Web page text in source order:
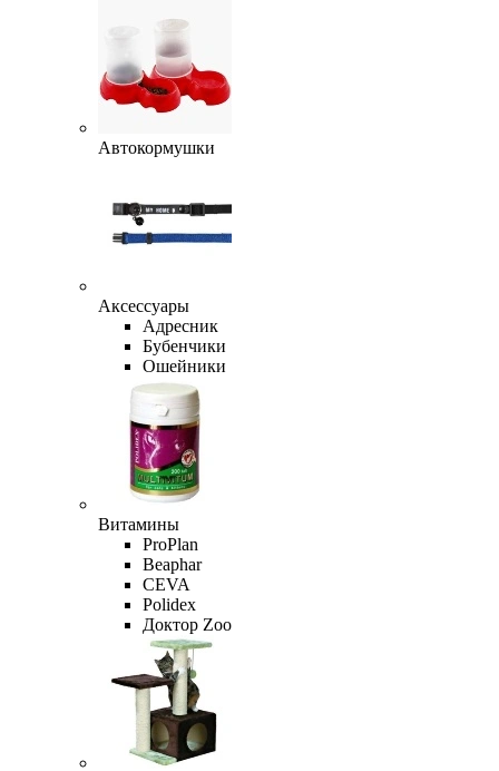
Автокормушки
Аксессуары
Адресник
Бубенчики
Ошейники
Витамины
ProPlan
Beaphar
CEVA
Polidex
Доктор Zoo